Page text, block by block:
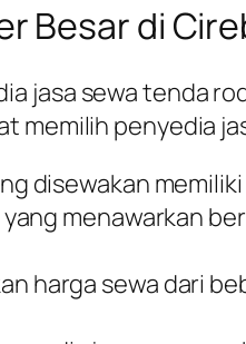
Besar di
jasa sewa tenda
memilih penyedia
disewakan
yang menawarkan
harga sewa dari